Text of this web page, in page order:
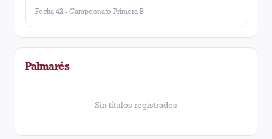
Fecha 42 - Campeonato Primera B
Palmarés
Sin títulos registrados